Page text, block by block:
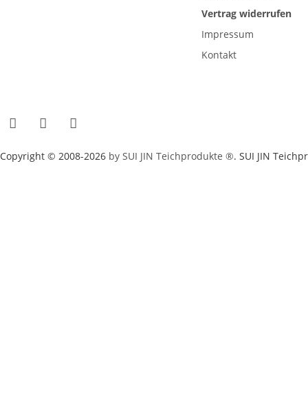
Vertrag widerrufen
Impressum
Kontakt
Copyright © 2008-2026 by SUI JIN Teichprodukte ®. SUI JIN